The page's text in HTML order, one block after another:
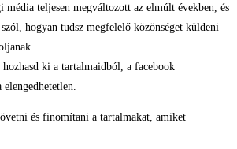
média teljesen megváltozott az elmúlt években, és
hogyan tudsz megfelelő közönséget küldeni
ki a tartalmaidból, a facebook
elengedhetetlen.
és finomítani a tartalmakat, amiket